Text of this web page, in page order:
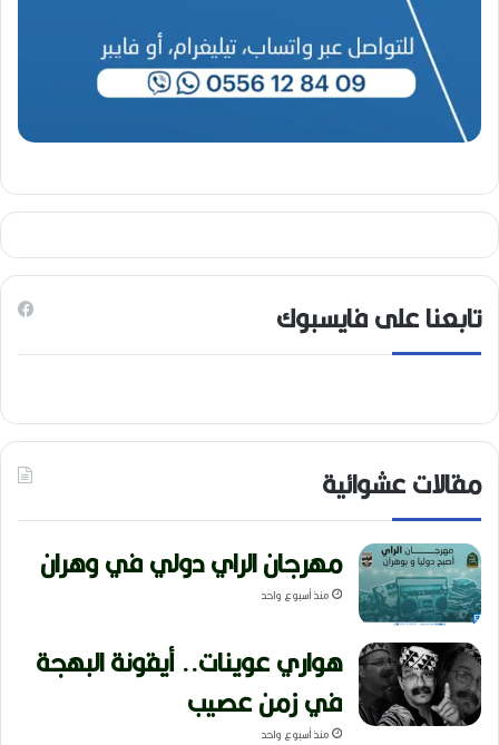
تابعنا على فايسبوك
مقالات عشوائية
مهرجان الراي دولي في وهران
منذ أسبوع واحد
هواري عوينات.. أيقونة البهجة
في زمن عصيب
منذ أسبوع واحد